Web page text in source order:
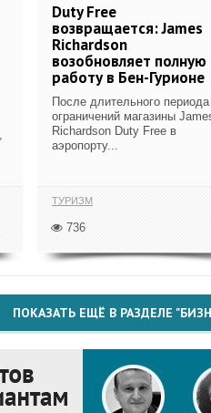
Duty Free
возвращается: James
Richardson
возобновляет полную
работу в Бен-Гурионе
После длительного периода
ограничений магазины
Richardson Duty Free в
аэропорту...
ТУРИЗМ
736
ПОКАЗАТЬ ЕЩЁ В РАЗДЕЛЕ